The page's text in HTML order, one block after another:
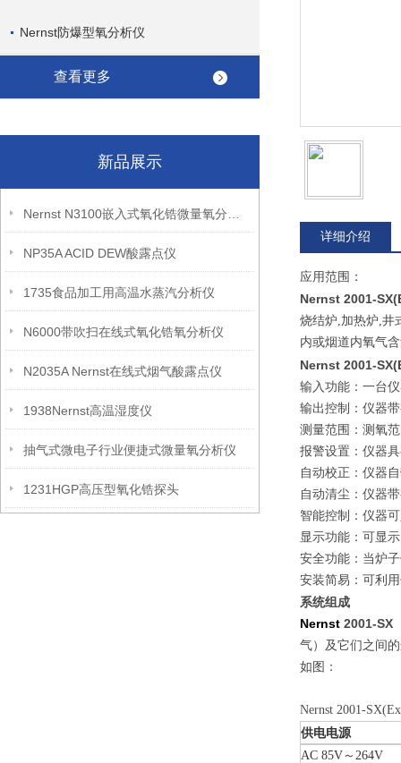
Nernst防爆型氧分析仪
查看更多
新品展示
NP35A ACID DEW酸露点仪
1735食品加工用高温水蒸汽分析仪
N6000带吹扫在线式氧化锆氧分析仪
N2035A Nernst在线式烟气酸露点仪
1938Nernst高温湿度仪
抽气式微电子行业便捷式微量氧分析仪
1231HGP高压型氧化锆探头
详细介绍
应用范围：
Nernst 2001-
烧结炉,加热炉,井
内或烟道内氧气
Nernst 2001-
输入功能：一台
输出控制：仪器
测量范围：测氧
报警设置：仪器
自动校正：仪器
自动清尘：仪器
智能控制：仪器
显示功能：可显
安全功能：当炉
安装简易：可利
系统组成
Nernst 2001-SX
气）及它们之间
如图：
Nernst 2001-
供电电源
AC 85V～264V